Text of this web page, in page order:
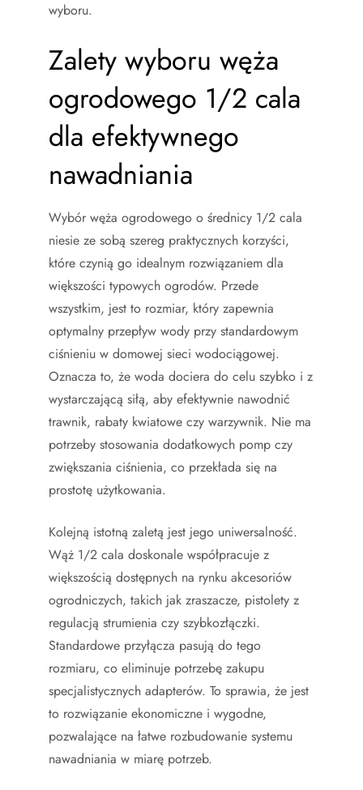
wyboru.
Zalety wyboru węża
ogrodowego 1/2 cala
dla efektywnego
nawadniania
Wybór węża ogrodowego o średnicy 1/2 cala
niesie ze sobą szereg praktycznych korzyści,
które czynią go idealnym rozwiązaniem dla
większości typowych ogrodów. Przede
wszystkim, jest to rozmiar, który zapewnia
optymalny przepływ wody przy standardowym
ciśnieniu w domowej sieci wodociągowej.
Oznacza to, że woda dociera do celu szybko i z
wystarczającą siłą, aby efektywnie nawodnić
trawnik, rabaty kwiatowe czy warzywnik. Nie ma
potrzeby stosowania dodatkowych pomp czy
zwiększania ciśnienia, co przekłada się na
prostotę użytkowania.
Kolejną istotną zaletą jest jego uniwersalność.
Wąż 1/2 cala doskonale współpracuje z
większością dostępnych na rynku akcesoriów
ogrodniczych, takich jak zraszacze, pistolety z
regulacją strumienia czy szybkozłączki.
Standardowe przyłącza pasują do tego
rozmiaru, co eliminuje potrzebę zakupu
specjalistycznych adapterów. To sprawia, że jest
to rozwiązanie ekonomiczne i wygodne,
pozwalające na łatwe rozbudowanie systemu
nawadniania w miarę potrzeb.